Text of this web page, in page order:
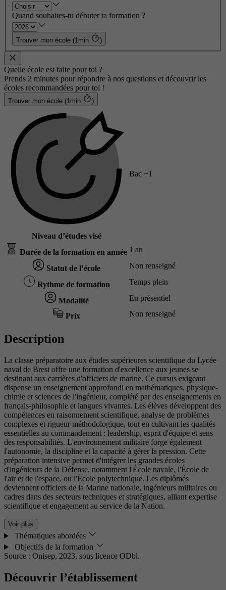
Quand souhaites-tu débuter ta formation ?
Trouver mon école (1min )
Quelle école est faite pour toi ?
Prends 2 minutes pour répondre à nos questions et découvrir les
écoles recommandées pour toi !
Trouver mon école (1min )
Niveau d’études visé
Bac +1
Durée de la formation en année 1 an
Statut de l’école Non renseigné
Rythme de formation Temps plein
Modalité En présentiel
Prix Non renseigné
Description
La classe préparatoire aux études supérieures scientifique du Lycée
naval de Brest offre une formation d'excellence aux jeunes se
destinant aux carrières d'officiers de marine. Ce cursus exigeant
dispense un enseignement approfondi en mathématiques, physique-
chimie et sciences de l'ingénieur, complété par des enseignements en
français-philosophie et langues vivantes. Les élèves développent des
compétences en raisonnement scientifique, analyse de problèmes
complexes et rigueur méthodologique, tout en cultivant les qualités
essentielles au commandement : leadership, esprit d'équipe et sens
des responsabilités. L'environnement militaire forge également
l'autonomie, la discipline et la capacité à gérer la pression. Cette
préparation intensive permet d'intégrer les grandes écoles
d'ingénieurs de la Défense, notamment l'École navale, l'École de
l'air et de l'espace, ou l'École polytechnique. Les diplômés
deviennent officiers de la Marine nationale, ingénieurs militaires ou
cadres dans des secteurs techniques et stratégiques, alliant expertise
scientifique et engagement au service de la Nation.
Voir plus
Thématiques abordées
Objectifs de la formation
Source : Onisep, 2023, sous licence ODbl.
Découvrir l’établissement